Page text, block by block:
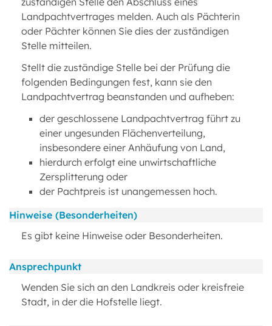
Landpachtvertrages melden. Auch als Pächterin
oder Pächter können Sie dies der zuständigen
Stelle mitteilen.
Stellt die zuständige Stelle bei der Prüfung die
folgenden Bedingungen fest, kann sie den
Landpachtvertrag beanstanden und aufheben:
der geschlossene Landpachtvertrag führt zu
einer ungesunden Flächenverteilung,
insbesondere einer Anhäufung von Land,
hierdurch erfolgt eine unwirtschaftliche
Zersplitterung oder
der Pachtpreis ist unangemessen hoch.
Hinweise (Besonderheiten)
Es gibt keine Hinweise oder Besonderheiten.
Ansprechpunkt
Wenden Sie sich an den Landkreis oder kreisfreie
Stadt, in der die Hofstelle liegt.